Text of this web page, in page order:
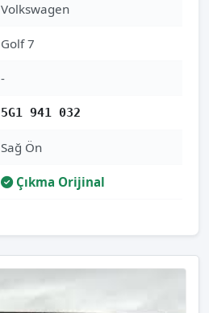
Volkswagen
Golf 7
-
5G1 941 032
Sağ Ön
Çıkma Orijinal